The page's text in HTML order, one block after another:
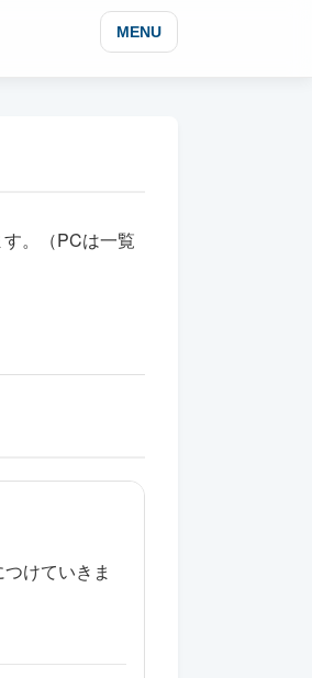
MENU
。（PCは一覧
けていきま